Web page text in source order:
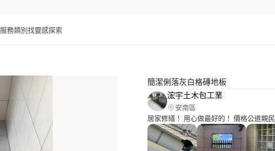
服務類別 找靈感探索
簡潔俐落灰白格磚地板
浤宇土木包工業
安南區
居家修繕！ 用心做最好的！ 價格公道親民